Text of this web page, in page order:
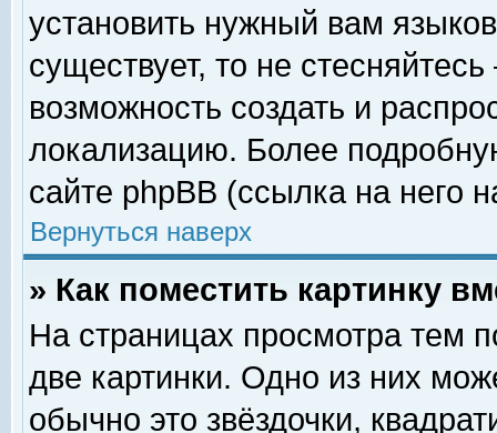
установить нужный вам
существует, то не
возможность создать и
локализацию. Более
сайте phpBB (ссылка на него
Вернуться наверх
» Как поместить картинку
На страницах просмотра тем
две картинки. Одно из них
обычно это звёздочки,